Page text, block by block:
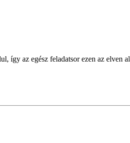
így az egész feladatsor ezen az elven